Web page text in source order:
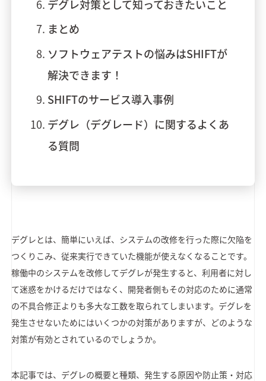
デグレ対策として知っておきたいこと
まとめ
ソフトウェアテストの悩みはSHIFTが
解決できます！
SHIFTのサービス導入事例
デグレ（デグレード）に関するよくあ
る質問
デグレとは、簡単にいえば、システムの改修を行った際に欠陥を
つくりこみ、従来実行できていた機能が使えなくなることです。
稼働中のシステムを改修してデグレが発生すると、利用者に対し
て迷惑をかけるだけではなく、開発者側もその対応のために通常
の不具合修正よりも多大な工数を取られてしまいます。デグレを
発生させないためにはいくつかの対策がありますが、どのような
対策が有効とされているのでしょうか。
本記事では、デグレの概要と種類、発生する原因や防止策・対応